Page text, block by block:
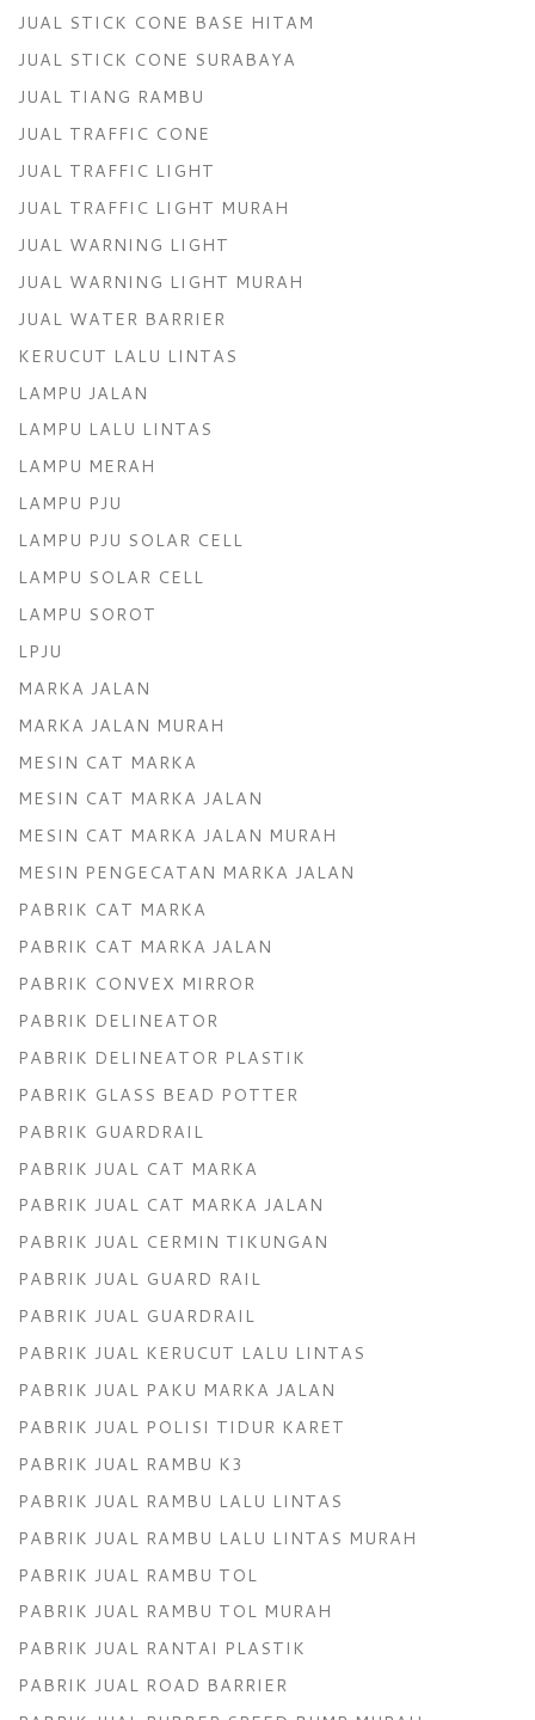
JUAL STICK CONE BASE HITAM
JUAL STICK CONE SURABAYA
JUAL TIANG RAMBU
JUAL TRAFFIC CONE
JUAL TRAFFIC LIGHT
JUAL TRAFFIC LIGHT MURAH
JUAL WARNING LIGHT
JUAL WARNING LIGHT MURAH
JUAL WATER BARRIER
KERUCUT LALU LINTAS
LAMPU JALAN
LAMPU LALU LINTAS
LAMPU MERAH
LAMPU PJU
LAMPU PJU SOLAR CELL
LAMPU SOLAR CELL
LAMPU SOROT
LPJU
MARKA JALAN
MARKA JALAN MURAH
MESIN CAT MARKA
MESIN CAT MARKA JALAN
MESIN CAT MARKA JALAN MURAH
MESIN PENGECATAN MARKA JALAN
PABRIK CAT MARKA
PABRIK CAT MARKA JALAN
PABRIK CONVEX MIRROR
PABRIK DELINEATOR
PABRIK DELINEATOR PLASTIK
PABRIK GLASS BEAD POTTER
PABRIK GUARDRAIL
PABRIK JUAL CAT MARKA
PABRIK JUAL CAT MARKA JALAN
PABRIK JUAL CERMIN TIKUNGAN
PABRIK JUAL GUARD RAIL
PABRIK JUAL GUARDRAIL
PABRIK JUAL KERUCUT LALU LINTAS
PABRIK JUAL PAKU MARKA JALAN
PABRIK JUAL POLISI TIDUR KARET
PABRIK JUAL RAMBU K3
PABRIK JUAL RAMBU LALU LINTAS
PABRIK JUAL RAMBU LALU LINTAS MURAH
PABRIK JUAL RAMBU TOL
PABRIK JUAL RAMBU TOL MURAH
PABRIK JUAL RANTAI PLASTIK
PABRIK JUAL ROAD BARRIER